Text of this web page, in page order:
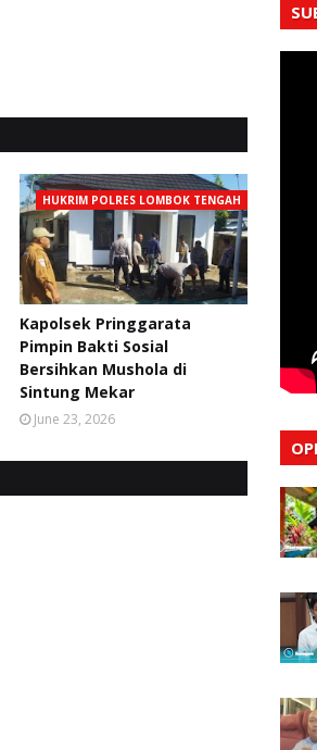
HUKRIM POLRES LOMBOK TENGAH
Kapolsek Pringgarata
Pimpin Bakti Sosial
Bersihkan Mushola di
Sintung Mekar
June 23, 2026